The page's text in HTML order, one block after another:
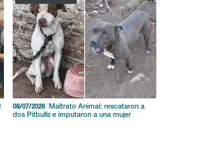
Delitos Ambientales